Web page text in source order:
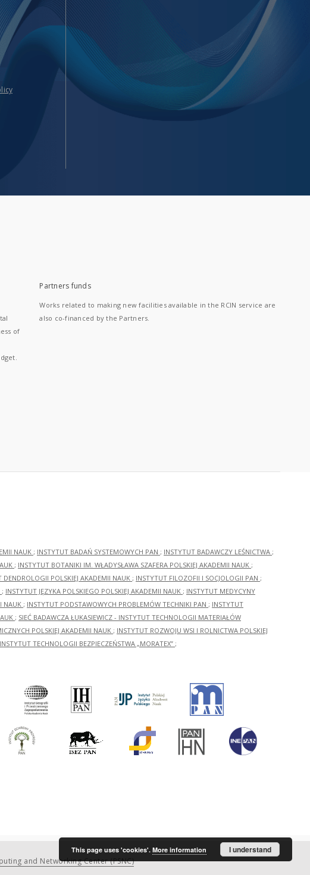
of
Partners funds
Works related to making new facilities available in the RCIN service are
also co-financed by the Partners.
NAUK ; INSTYTUT BADAŃ SYSTEMOWYCH PAN ; INSTYTUT BADAWCZY LEŚNICTWA ;
; INSTYTUT BOTANIKI IM. WŁADYSŁAWA SZAFERA POLSKIEJ AKADEMII NAUK ;
DENDROLOGII POLSKIEJ AKADEMII NAUK ; INSTYTUT FILOZOFII I SOCJOLOGII PAN ;
; INSTYTUT JĘZYKA POLSKIEGO POLSKIEJ AKADEMII NAUK ; INSTYTUT MEDYCYNY
NAUK ; INSTYTUT PODSTAWOWYCH PROBLEMÓW TECHNIKI PAN ; INSTYTUT
; SIEĆ BADAWCZA ŁUKASIEWICZ - INSTYTUT TECHNOLOGII MATERIAŁÓW
POLSKIEJ AKADEMII NAUK ; INSTYTUT ROZWOJU WSI I ROLNICTWA POLSKIEJ
INSTYTUT TECHNOLOGII BEZPIECZEŃSTWA „MORATEX” ;
and Networking Center (PSNC)
This page uses 'cookies'. More information I understand